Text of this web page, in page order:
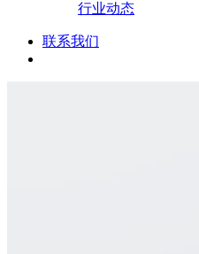
行业动态
联系我们